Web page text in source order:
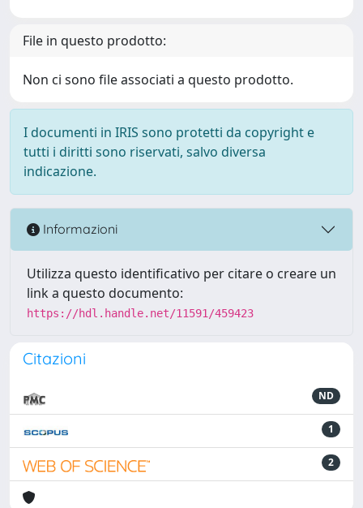
File in questo prodotto:
Non ci sono file associati a questo prodotto.
I documenti in IRIS sono protetti da copyright e
tutti i diritti sono riservati, salvo diversa
indicazione.
Informazioni
Utilizza questo identificativo per citare o creare un
link a questo documento:
https://hdl.handle.net/11591/459423
Citazioni
ND
1
2